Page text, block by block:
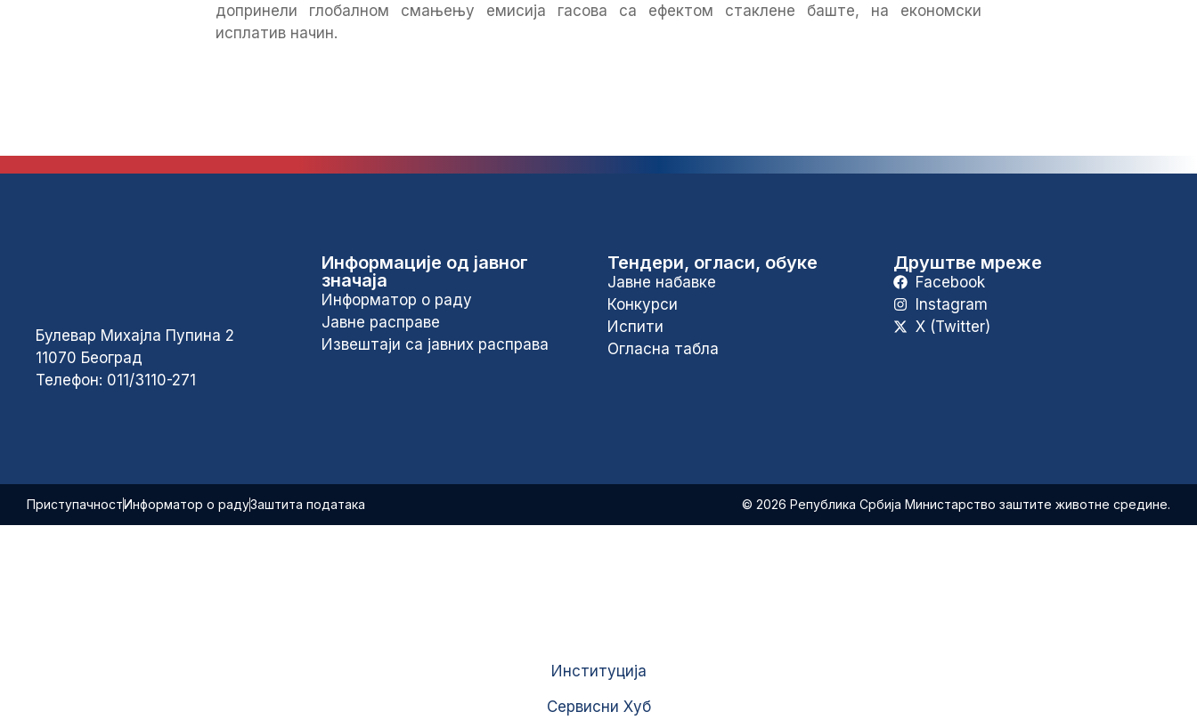
допринели глобалном смањењу емисија гасова са ефектом стаклене баште, на економски
исплатив начин.
Булевар Михајла Пупина 2
11070 Београд
Телефон: 011/3110-271
Информације од јавног
значаја
Информатор о раду
Јавне расправе
Извештаји са јавних расправа
Тендери, огласи, обуке
Јавне набавке
Конкурси
Испити
Огласна табла
Друштве мреже
Facebook
Instagram
X (Twitter)
ПриступачностИнформатор о радуЗаштита података © 2026 Република Србија Министарство заштите животне средине.
Институција
Сервисни Хуб